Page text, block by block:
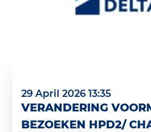
29 April 2026 13:35
VERANDERING
BEZOEKEN HPD2/